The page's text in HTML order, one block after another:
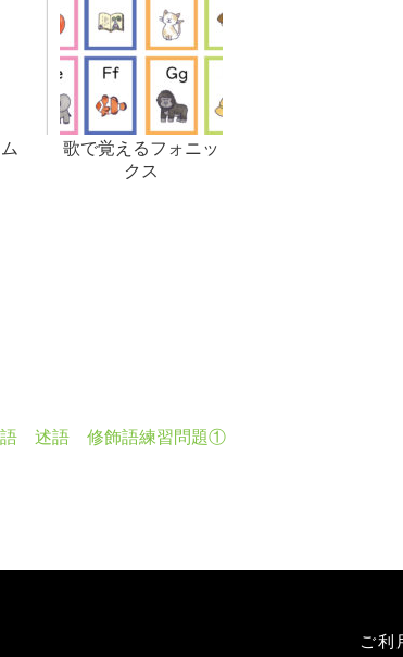
歌で覚えるフォニッ
クス
述語 修飾語練習問題①
ご利